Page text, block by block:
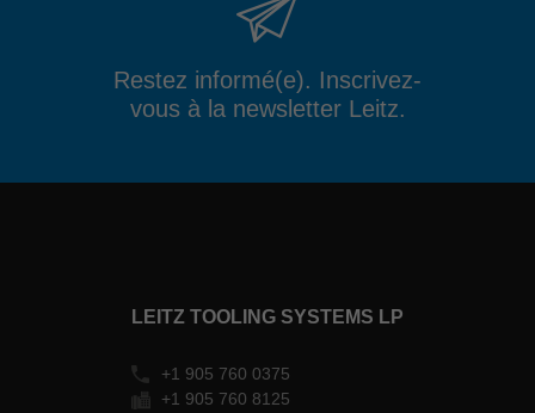
Restez informé(e). Inscrivez-
vous à la newsletter Leitz.
LEITZ TOOLING SYSTEMS LP
+1 905 760 0375
+1 905 760 8125